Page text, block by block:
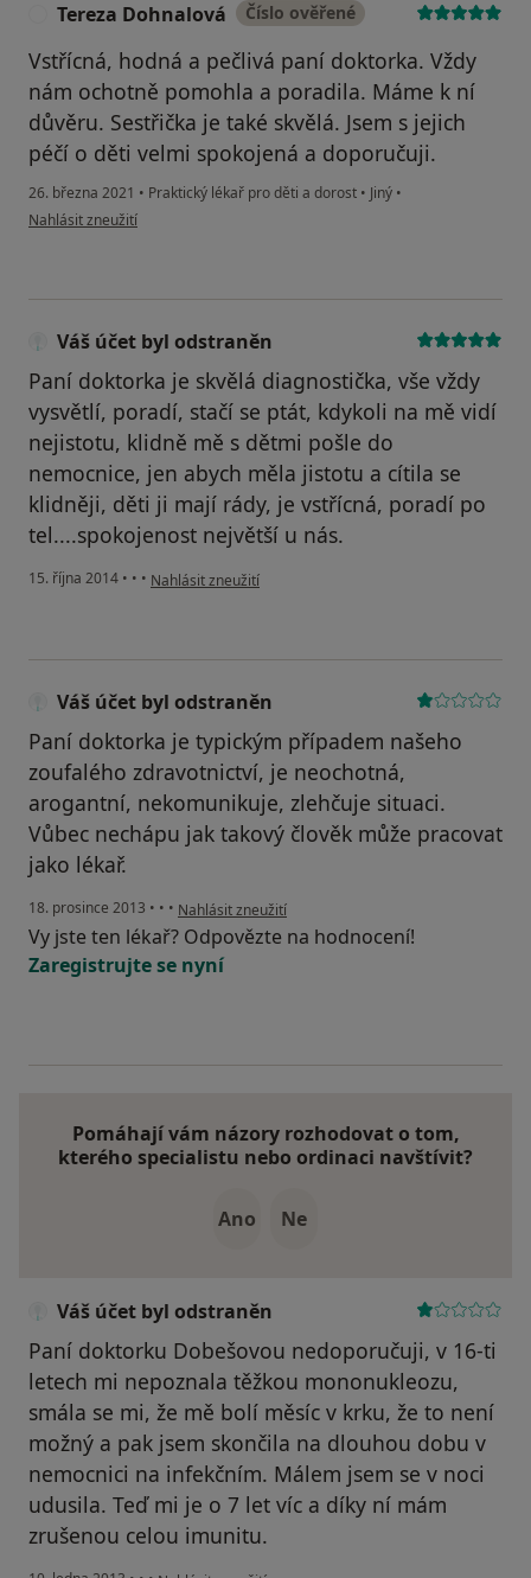
Tereza Dohnalová Číslo ověřené
Vstřícná, hodná a pečlivá paní doktorka. Vždy
nám ochotně pomohla a poradila. Máme k ní
důvěru. Sestřička je také skvělá. Jsem s jejich
péčí o děti velmi spokojená a doporučuji.
26. března 2021 • Praktický lékař pro děti a dorost • Jiný •
podle názoru uživatele Tereza Dohnalová
Nahlásit zneužití
Váš účet byl odstraněn
Paní doktorka je skvělá diagnostička, vše vždy
vysvětlí, poradí, stačí se ptát, kdykoli na mě vidí
nejistotu, klidně mě s dětmi pošle do
nemocnice, jen abych měla jistotu a cítila se
klidněji, děti ji mají rády, je vstřícná, poradí po
tel....spokojenost největší u nás.
15. října 2014 • • • podle názoru uživatele Váš účet byl odstraněn
Nahlásit zneužití
Váš účet byl odstraněn
Paní doktorka je typickým případem našeho
zoufalého zdravotnictví, je neochotná,
arogantní, nekomunikuje, zlehčuje situaci.
Vůbec nechápu jak takový člověk může pracovat
jako lékař.
18. prosince 2013 • • • podle názoru uživatele Váš účet byl odstraněn
Nahlásit zneužití
Vy jste ten lékař? Odpovězte na hodnocení!
Zaregistrujte se nyní
Pomáhají vám názory rozhodovat o tom,
kterého specialistu nebo ordinaci navštívit?
Ano Ne
Váš účet byl odstraněn
Paní doktorku Dobešovou nedoporučuji, v 16-ti
letech mi nepoznala těžkou mononukleozu,
smála se mi, že mě bolí měsíc v krku, že to není
možný a pak jsem skončila na dlouhou dobu v
nemocnici na infekčním. Málem jsem se v noci
udusila. Teď mi je o 7 let víc a díky ní mám
zrušenou celou imunitu.